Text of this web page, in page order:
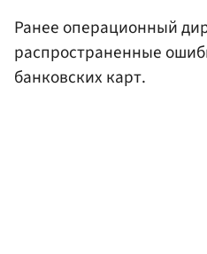
Ранее операционный
распространенные
банковских карт.